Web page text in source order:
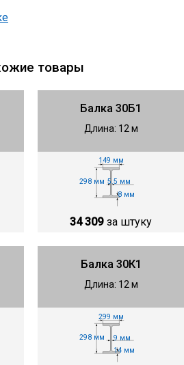
товары
Балка 30Б1
Длина: 12 м
298 мм
149 мм
5.5 мм
8 мм
34 309 за штуку
Балка 30К1
Длина: 12 м
298 мм
299 мм
9 мм
14 мм